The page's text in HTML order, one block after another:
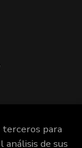
terceros para
de sus